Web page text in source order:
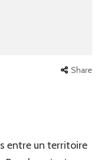
Share
entre un territoire